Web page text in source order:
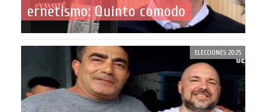
ernetismo: Quinto comodo
ELECCIONES 2025